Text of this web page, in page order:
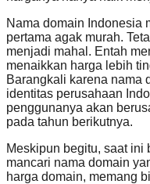
Nama domain Indonesia
pertama agak murah.
menjadi mahal. Entah
menaikkan harga lebih
Barangkali karena nama
identitas perusahaan
penggunanya akan
pada tahun berikutnya.
Meskipun begitu, saat
mancari nama domain
harga domain, memang